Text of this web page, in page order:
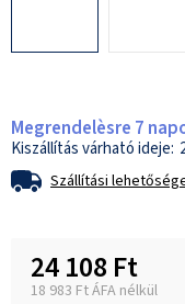
Megrendelèsre 7
Szállítási
24 108 Ft
18 983 Ft ÁFA nélkül